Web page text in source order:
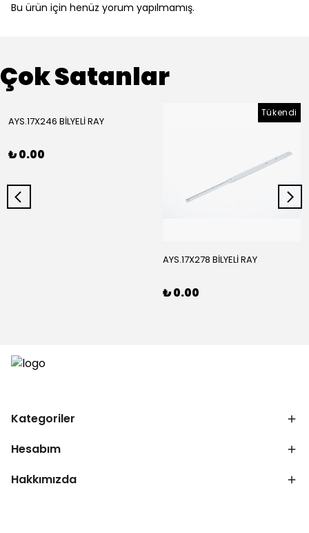
Bu ürün için henüz yorum yapılmamış.
Çok Satanlar
AYS.17X246 BİLYELİ RAY
₺ 0.00
Tükendi
AYS.17X278 BİLYELİ RAY
₺ 0.00
Kategoriler
Hesabım
Hakkımızda